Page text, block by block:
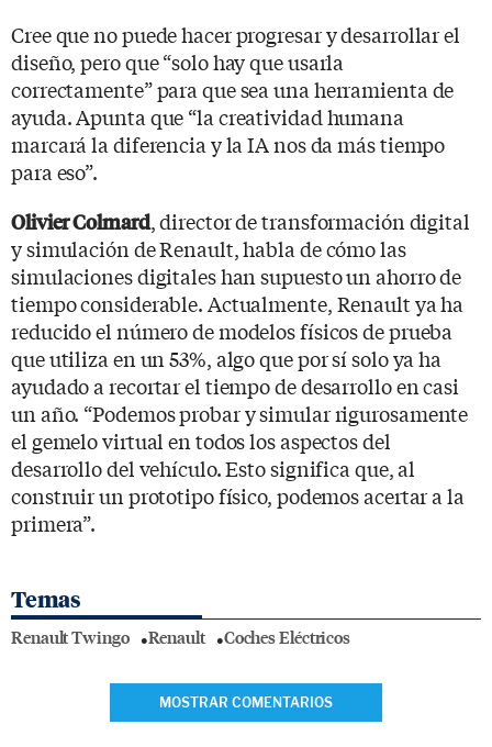
Cree que no puede hacer progresar y desarrollar el
diseño, pero que “solo hay que usarla
correctamente” para que sea una herramienta de
ayuda. Apunta que “la creatividad humana
marcará la diferencia y la IA nos da más tiempo
para eso”.
Olivier Colmard, director de transformación digital
y simulación de Renault, habla de cómo las
simulaciones digitales han supuesto un ahorro de
tiempo considerable. Actualmente, Renault ya ha
reducido el número de modelos físicos de prueba
que utiliza en un 53%, algo que por sí solo ya ha
ayudado a recortar el tiempo de desarrollo en casi
un año. “Podemos probar y simular rigurosamente
el gemelo virtual en todos los aspectos del
desarrollo del vehículo. Esto significa que, al
construir un prototipo físico, podemos acertar a la
primera”.
Temas
Renault Twingo Renault Coches Eléctricos
MOSTRAR COMENTARIOS